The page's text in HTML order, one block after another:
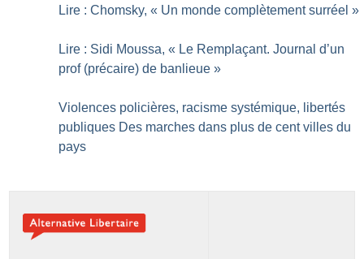
Lire : Chomsky, « Un monde complètement surréel »
Lire : Sidi Moussa, « Le Remplaçant. Journal d’un
prof (précaire) de banlieue »
Violences policières, racisme systémique, libertés
publiques Des marches dans plus de cent villes du
pays